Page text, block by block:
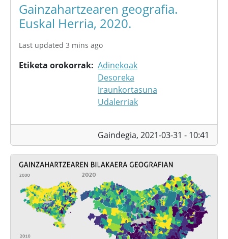
Gainzahartzearen geografia.
Euskal Herria, 2020.
Last updated 3 mins ago
Etiketa orokorrak Adinekoak
Desoreka
Iraunkortasuna
Udalerriak
Gaindegia, 2021-03-31 - 10:41